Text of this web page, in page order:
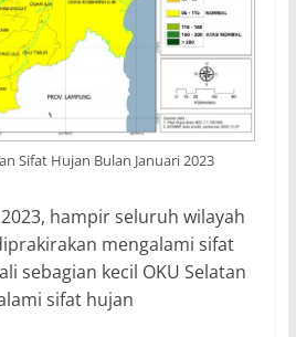
Sifat Hujan Bulan Januari 2023
hampir seluruh wilayah
mengalami sifat
sebagian kecil OKU Selatan
sifat hujan